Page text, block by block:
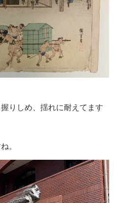
りしめ、揺れに耐えてます
。